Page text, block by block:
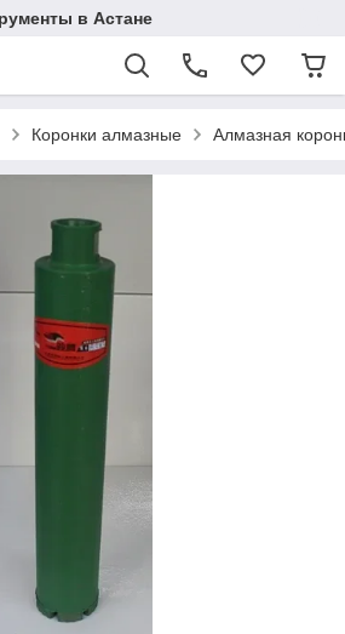
в Астане
Коронки алмазные Алмазная